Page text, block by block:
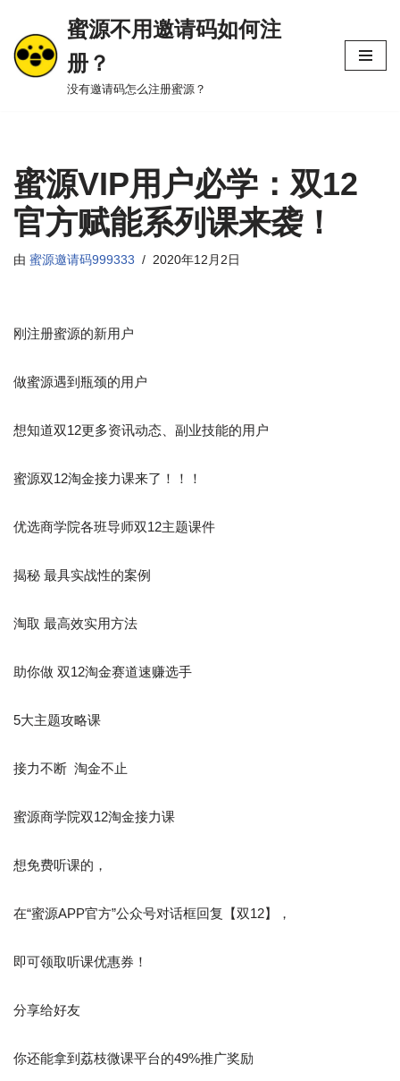
跳
至
蜜源不用邀请码如何注
册？
没有邀请码怎么注册蜜源？
蜜源VIP用户必学：双12
官方赋能系列课来袭！
由 蜜源邀请码999333 2020年12月2日
刚注册蜜源的新用户
做蜜源遇到瓶颈的用户
想知道双12更多资讯动态、副业技能的用户
蜜源双12淘金接力课来了！！！
优选商学院各班导师双12主题课件
揭秘 最具实战性的案例
淘取 最高效实用方法
助你做 双12淘金赛道速赚选手
5大主题攻略课
接力不断 淘金不止
蜜源商学院双12淘金接力课
想免费听课的，
在“蜜源APP官方”公众号对话框回复【双12】，
即可领取听课优惠券！
分享给好友
你还能拿到荔枝微课平台的49%推广奖励